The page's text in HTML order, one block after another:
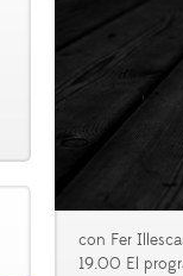
con Fer
19.00 El